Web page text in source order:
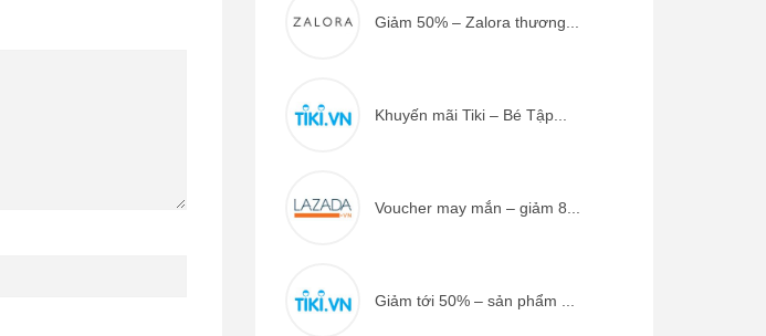
Giảm 50% – Zalora thương...
Khuyến mãi Tiki – Bé Tập...
Voucher may mắn – giảm 8...
Giảm tới 50% – sản phẩm ...